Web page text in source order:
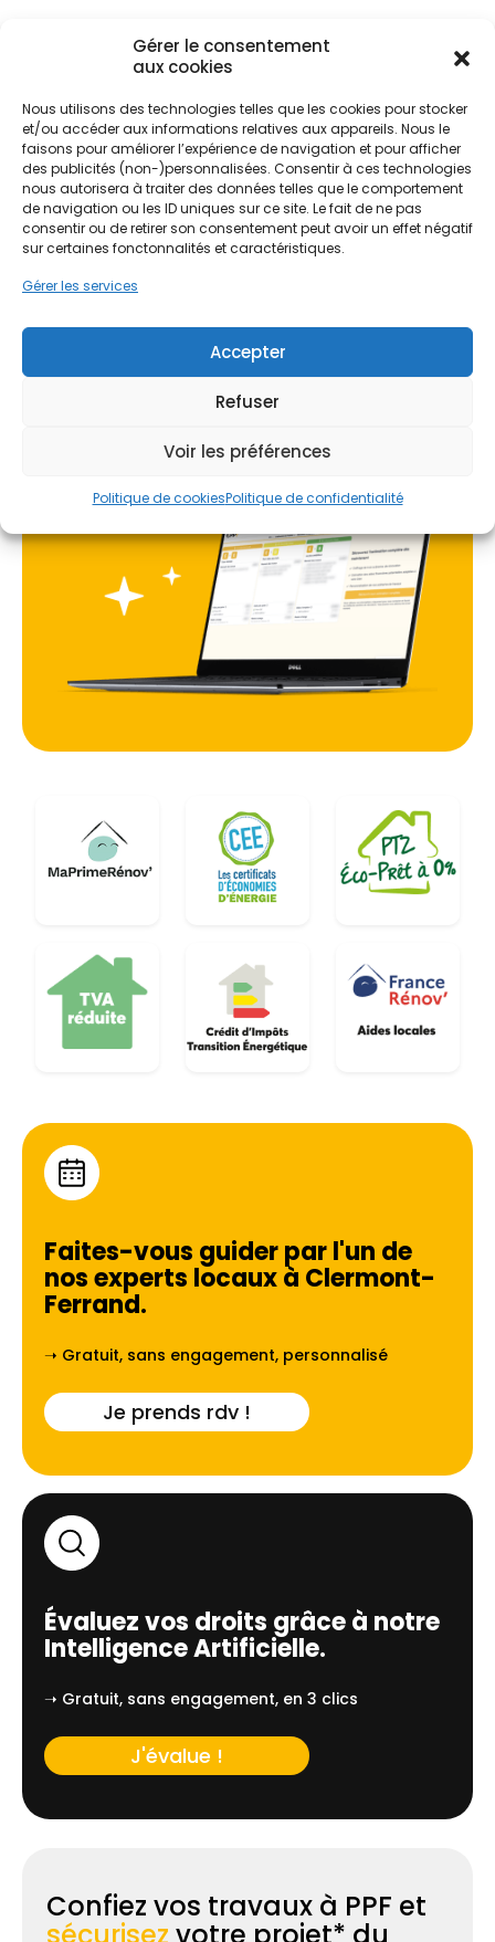
Gérer le consentement
aux cookies
Nous utilisons des technologies telles que les cookies pour stocker
et/ou accéder aux informations relatives aux appareils. Nous le
faisons pour améliorer l’expérience de navigation et pour afficher
des publicités (non-)personnalisées. Consentir à ces technologies
nous autorisera à traiter des données telles que le comportement
de navigation ou les ID uniques sur ce site. Le fait de ne pas
consentir ou de retirer son consentement peut avoir un effet négatif
sur certaines fonctonnalités et caractéristiques.
Gérer les services
Accepter
Refuser
Voir les préférences
Politique de cookiesPolitique de confidentialité
une maison en pierre de Volvic dans le quartier de
La Gauthière ou une villa récente à La Plaine,
spécificités du bâti local est cruciale.
L'habitat clermontois présente une grande
diversité architecturale, allant des immeubles
haussmanniens du centre-ville et du secteur
Jaude aux maisons individuelles en basalte ou en
Beaumont et Romagnat. Ces matériaux, bien
nécessitent un équipement de chauffe réactif et
permet de répondre à ces exigences tout en
énergétique intelligente qui s'adapte aussi bien
neuves sur le sol volcanique de l'agglomération.
Opter pour une PAC à Clermont-Ferrand, c'est
également anticiper les variations climatiques. Le
système permet non seulement de chauffer
efficacement lors des gelées hivernales
fréquentes en Auvergne, mais offre aussi la
possibilité de rafraîchir l'intérieur durant les
un niveau de confort optimal dans des logements
Puys, classée au patrimoine mondial de l'UNESCO,
où la préservation de l'environnement est une
priorité pour les habitants.
Ne passez pas à côté de vos
aides !
Faites vite, les budgets
limités. Les dossiers sont traités
par ordre d'arrivée.
Contactez-nous maintenant
pour maximiser vos aides !
Je prends rdv !
Faites-vous guider par l'un de
nos experts locaux à Clermont-
Ferrand.
➝ Gratuit, sans engagement, personnalisé
Je prends rdv !
Évaluez vos droits grâce à notre
Intelligence Artificielle.
➝ Gratuit, sans engagement, en 3 clics
J'évalue !
Confiez vos travaux à PPF et
sécurisez votre projet* du